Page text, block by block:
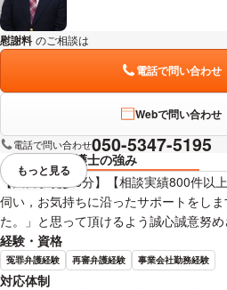
慰謝料 のご相談は
電話で問い合わせ
Webで問い合わせ
電話で問い合わせ050-5347-5195
弁護士の強み
【大宮駅徒歩5分】【相談実績800件以
伺い，お気持ちに沿ったサポートをし
た。」と思って頂けるよう誠心誠意努め
経験・資格
冤罪弁護経験 再審弁護経験 事業会社勤務経験
対応体制
視覚的に省略されている要素を
もっと見る